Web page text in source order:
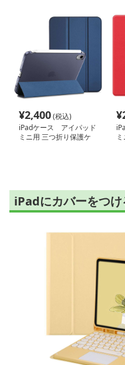
¥2,400(税込)
iPadケース アイパッド
ミニ用 三つ折り保護ケ
¥
iPadにカバーをつけ